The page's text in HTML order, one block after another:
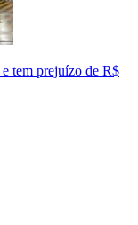
e tem prejuízo de R$